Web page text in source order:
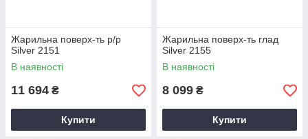
Жарильна поверх-ть р/р
Silver 2151
В наявності
11 694 ₴
Купити
Жарильна поверх-ть глад
Silver 2155
В наявності
8 099 ₴
Купити